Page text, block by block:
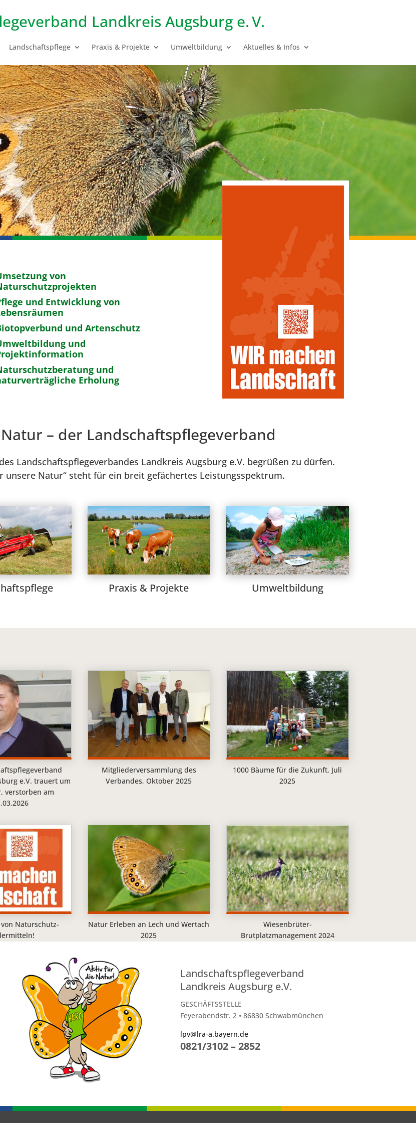
Landkreis Augsburg e. V.
Landschaftspflege Praxis & Projekte Umweltbildung Aktuelles & Infos
von
und Entwicklung von
und Artenschutz
und
und
Erholung
– der Landschaftspflegeverband
Landschaftspflegeverbandes Landkreis Augsburg e.V. begrüßen zu dürfen.
unsere Natur“ steht für ein breit gefächertes Leistungsspektrum.
Praxis & Projekte Umweltbildung
e.V. trauert um
verstorben am
Mitgliederversammlung des
Verbandes, Oktober 2025
1000 Bäume für die Zukunft, Juli
2025
Naturschutz-
Natur Erleben an Lech und Wertach
2025
Wiesenbrüter-
Brutplatzmanagement 2024
Landschaftspflegeverband
Landkreis Augsburg e.V.
GESCHÄFTSSTELLE
Feyerabendstr. 2 • 86830 Schwabmünchen
lpv@lra-a.bayern.de
0821/3102 – 2852